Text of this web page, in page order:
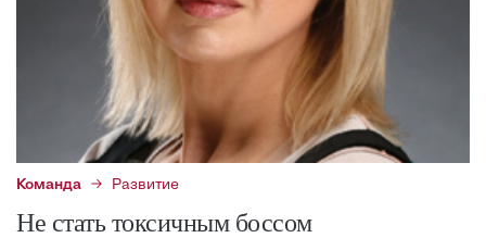
Команда Развитие
Не стать токсичным боссом